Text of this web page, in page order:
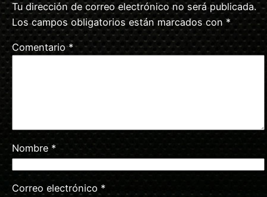
Tu dirección de correo electrónico no será publicada.
Los campos obligatorios están marcados con *
Comentario*
Nombre *
Correo electrónico *